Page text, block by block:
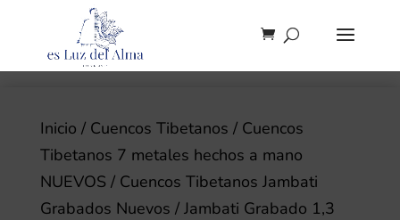
Inicio / Cuencos Tibetanos / Cuencos
Tibetanos 7 metales hechos a mano
NUEVOS / Cuencos Tibetanos Jambati
Grabados Nuevos / Jambati Grabado 1,3